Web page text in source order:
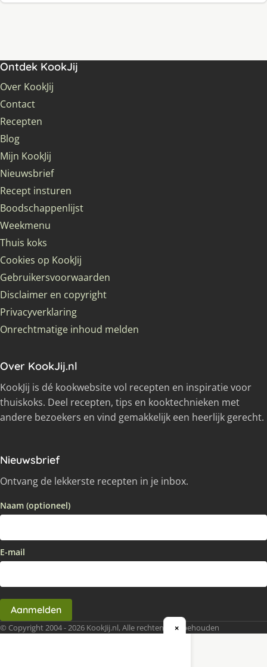
Ontdek KookJij
Over KookJij
Contact
Recepten
Blog
Mijn KookJij
Nieuwsbrief
Recept insturen
Boodschappenlijst
Weekmenu
Thuis koks
Cookies op KookJij
Gebruikersvoorwaarden
Disclaimer en copyright
Privacyverklaring
Onrechtmatige inhoud melden
Over KookJij.nl
KookJij is dé kookwebsite vol recepten en inspiratie voor
thuiskoks. Deel recepten, tips en kooktechnieken met
andere bezoekers en vind gemakkelijk een heerlijk gerecht.
Nieuwsbrief
Ontvang de lekkerste recepten in je inbox.
Naam (optioneel)
E-mail
Aanmelden
© Copyright 2004 - 2026 KookJij.nl, Alle rechten voorbehouden
×